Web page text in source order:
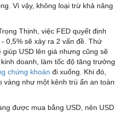
Vì vậy, không loại trừ khả năng
Thịnh, việc FED quyết định
0,5% sẽ xảy ra 2 vấn đề. Thứ
giúp USD lên giá nhưng cũng sẽ
doanh, làm tốc độ tăng trưởng
chứng khoán đi xuống. Khi đó,
vàng như một kênh trú ẩn an toàn
được mua bằng USD, nên USD